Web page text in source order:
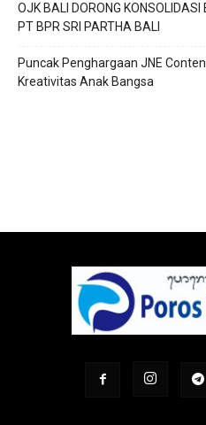
OJK BALI DORONG KONSOLIDASI
PT BPR SRI PARTHA BALI
Puncak Penghargaan JNE
Kreativitas Anak Bangsa